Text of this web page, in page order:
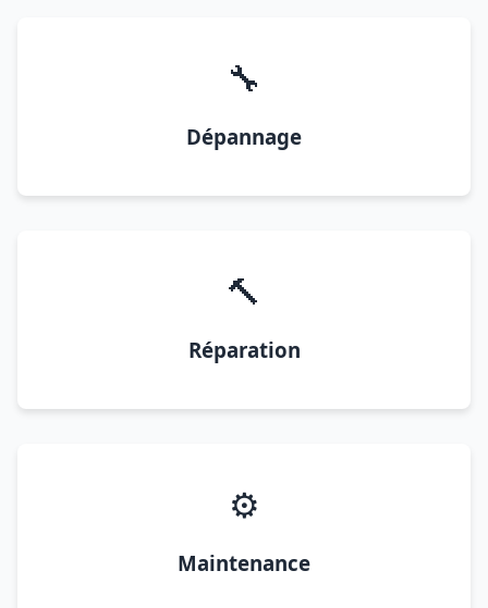
🔧
Dépannage
🔨
Réparation
⚙️
Maintenance